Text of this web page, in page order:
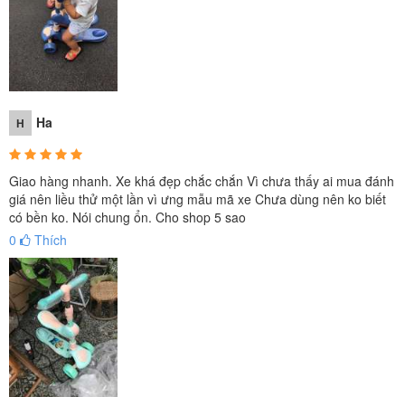
H Ha
Giao hàng nhanh. Xe khá đẹp chắc chắn Vì chưa thấy ai mua đánh
giá nên liều thử một lần vì ưng mẫu mã xe Chưa dùng nên ko biết
có bền ko. Nói chung ổn. Cho shop 5 sao
0
Thích